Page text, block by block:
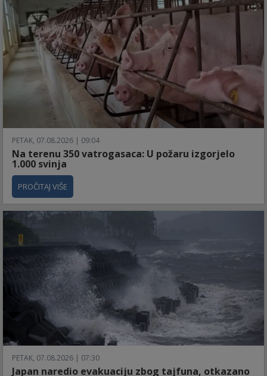
PETAK, 07.08.2026 | 09:04
Na terenu 350 vatrogasaca: U požaru izgorjelo
1.000 svinja
PROČITAJ VIŠE
PETAK, 07.08.2026 | 07:30
Japan naredio evakuaciju zbog tajfuna, otkazano